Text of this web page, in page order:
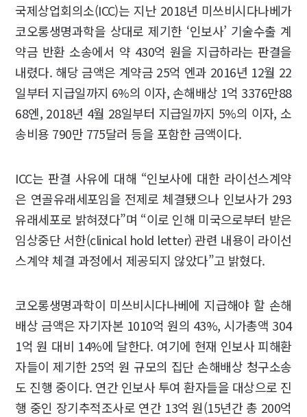
국제상업회의소(ICC)는 지난 2018년 미쓰비시다나베가
코오롱생명과학을 상대로 제기한 ‘인보사’ 기술수출 계
약금 반환 소송에서 약 430억 원을 지급하라는 판결을
내렸다. 해당 금액은 계약금 25억 엔과 2016년 12월 22
일부터 지급일까지 6%의 이자, 손해배상 1억 3376만88
68엔, 2018년 4월 28일부터 지급일까지 5%의 이자, 소
송비용 790만 775달러 등을 포함한 금액이다.
ICC는 판결 사유에 대해 “인보사에 대한 라이선스계약
은 연골유래세포임을 전제로 체결됐으나 인보사가 293
유래세포로 밝혀졌다”며 “이로 인해 미국으로부터 받은
임상중단 서한(clinical hold letter) 관련 내용이 라이선
스계약 체결 과정에서 제공되지 않았다”고 밝혔다.
코오롱생명과학이 미쓰비시다나베에 지급해야 할 손해
배상 금액은 자기자본 1010억 원의 43%, 시가총액 304
1억 원 대비 14%에 달한다. 여기에 현재 인보사 피해환
자들이 제기한 25억 원 규모의 집단 손해배상 청구소송
도 진행 중이다. 연간 인보사 투여 환자들을 대상으로 진
행 중인 장기추적조사로 연간 13억 원(15년간 총 200억